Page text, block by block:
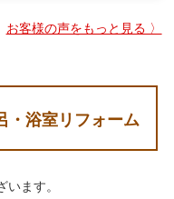
お客様の声をもっと見る 〉
・浴室リフォーム
ます。